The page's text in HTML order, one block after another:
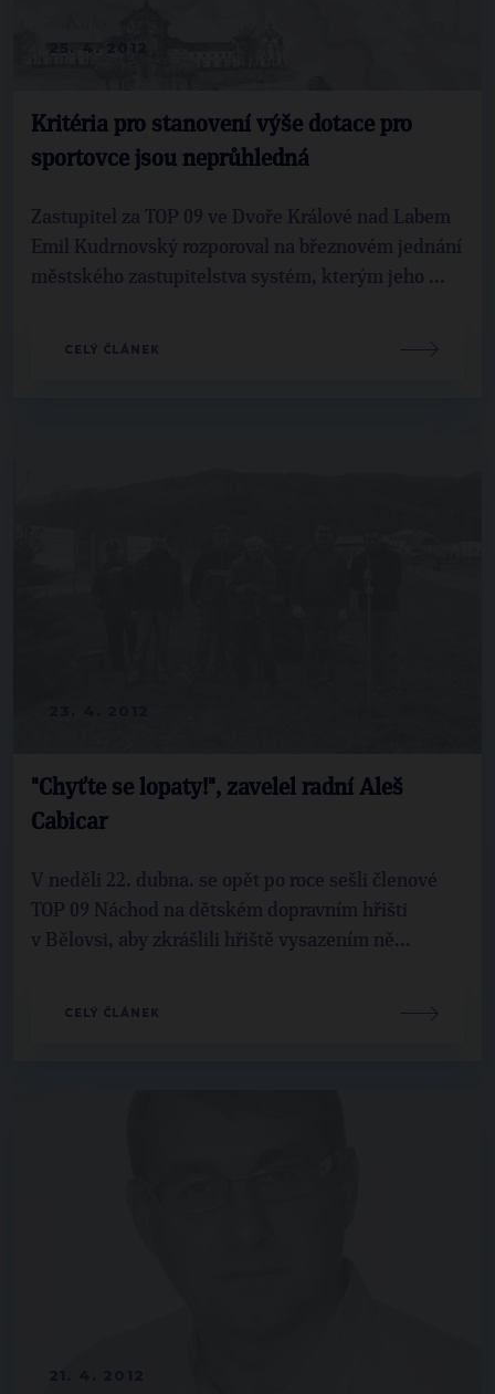
Kritéria pro stanovení výše dotace pro
sportovce jsou neprůhledná
Zastupitel za TOP 09 ve Dvoře Králové nad Labem
Emil Kudrnovský rozporoval na březnovém jednání
městského zastupitelstva systém, kterým jeho ...
CELÝ ČLÁNEK
"Chyťte se lopaty!", zavelel radní Aleš
Cabicar
V neděli 22. dubna. se opět po roce sešli členové
TOP 09 Náchod na dětském dopravním hřišti
v Bělovsi, aby zkrášlili hřiště vysazením ně...
CELÝ ČLÁNEK